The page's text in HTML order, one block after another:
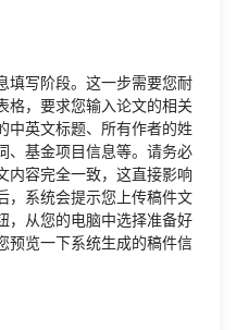
填写阶段。这一步需要您耐
格，要求您输入论文的相关
中英文标题、所有作者的姓
、基金项目信息等。请务必
内容完全一致，这直接影响
，系统会提示您上传稿件文
，从您的电脑中选择准备好
预览一下系统生成的稿件信